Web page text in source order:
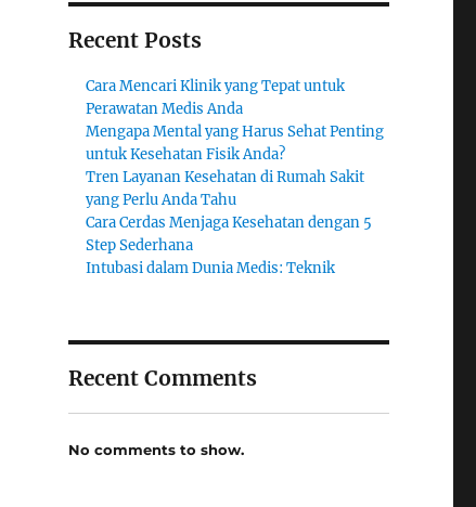
Recent Posts
Cara Mencari Klinik yang Tepat untuk
Perawatan Medis Anda
Mengapa Mental yang Harus Sehat Penting
untuk Kesehatan Fisik Anda?
Tren Layanan Kesehatan di Rumah Sakit
yang Perlu Anda Tahu
Cara Cerdas Menjaga Kesehatan dengan 5
Step Sederhana
Intubasi dalam Dunia Medis: Teknik
Recent Comments
No comments to show.